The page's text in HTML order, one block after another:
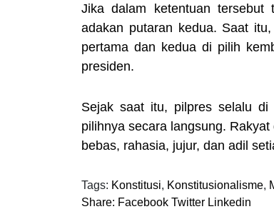
Jika dalam ketentuan tersebut
adakan putaran kedua. Saat
pertama dan kedua di pilih
presiden.
Sejak saat itu, pilpres selalu di
pilihnya secara langsung.
bebas, rahasia, jujur, dan adil
Tags: Konstitusi, Konstitusionalisme,
Share: Facebook Twitter Linkedin